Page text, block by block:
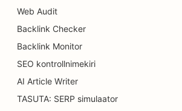
SEO Burgeri veoautodele
SEO Koogipoodide jaoks
SEO põletuskirurgidele
SEO autopesulate jaoks
Web Audit
Backlink Checker
Backlink Monitor
SEO kontrollnimekiri
AI Article Writer
TASUTA: SERP simulaator